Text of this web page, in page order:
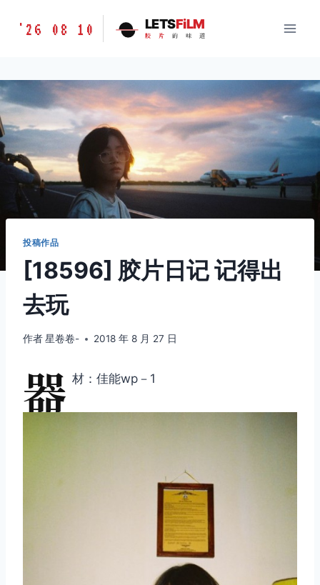
胶
味
道
LETSFILM
'26 08 10 LETSFiLM
胶 片 的 味 道
投稿作品
[18596] 胶片日记 记得出
去玩
作者星卷卷- 2018 年 8 月 27 日
器 材：佳能wp－1